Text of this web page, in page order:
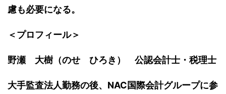
慮も必要になる。
＜プロフィール＞
野瀬 大樹（のせ ひろき） 公認会計士・税理士
大手監査法人勤務の後、NAC国際会計グループに参